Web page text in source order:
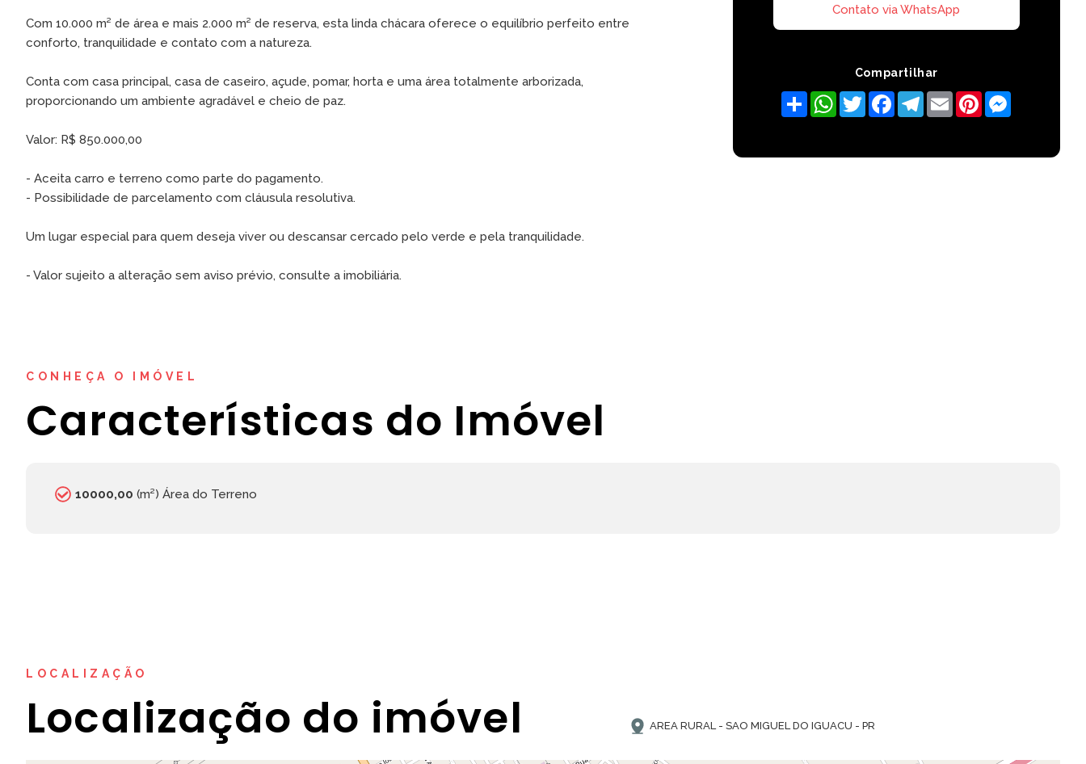
Com 10.000 m² de área e mais 2.000 m² de reserva, esta linda chácara oferece o equilíbrio perfeito entre
conforto, tranquilidade e contato com a natureza.
Conta com casa principal, casa de caseiro, açude, pomar, horta e uma área totalmente arborizada,
proporcionando um ambiente agradável e cheio de paz.
Valor: R$ 850.000,00
- Aceita carro e terreno como parte do pagamento.
- Possibilidade de parcelamento com cláusula resolutiva.
Um lugar especial para quem deseja viver ou descansar cercado pelo verde e pela tranquilidade.
- Valor sujeito a alteração sem aviso prévio, consulte a imobiliária.
Contato via WhatsApp
Compartilhar
ShareWhatsApp
TwitterFacebookTelegram
Email Pinterest
CONHEÇA O IMÓVEL
Características do Imóvel
10000,00 (m²) Área do Terreno
LOCALIZAÇÃO
Localização do imóvel AREA RURAL - SAO MIGUEL DO IGUACU - PR